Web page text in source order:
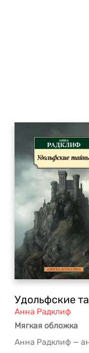
Удольфские
Анна Радклиф
Мягкая обложка
Анна Радклиф —